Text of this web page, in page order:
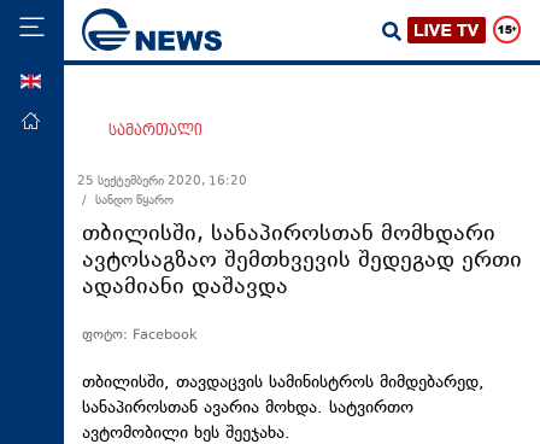
მთავარი
ეკონომიკა
მსოფლიო
ჯანდაცვა
თავდაცვა
სამართალი
25 სექტემბერი 2020, 16:20
/ სანდო წყარო
თბილისში, სანაპიროსთან მომხდარი
ავტოსაგზაო შემთხვევის შედეგად ერთი
ადამიანი დაშავდა
ფოტო: Facebook
თბილისში, თავდაცვის სამინისტროს მიმდებარედ,
სანაპიროსთან ავარია მოხდა. სატვირთო
ავტომობილი ხეს შეეჯახა.